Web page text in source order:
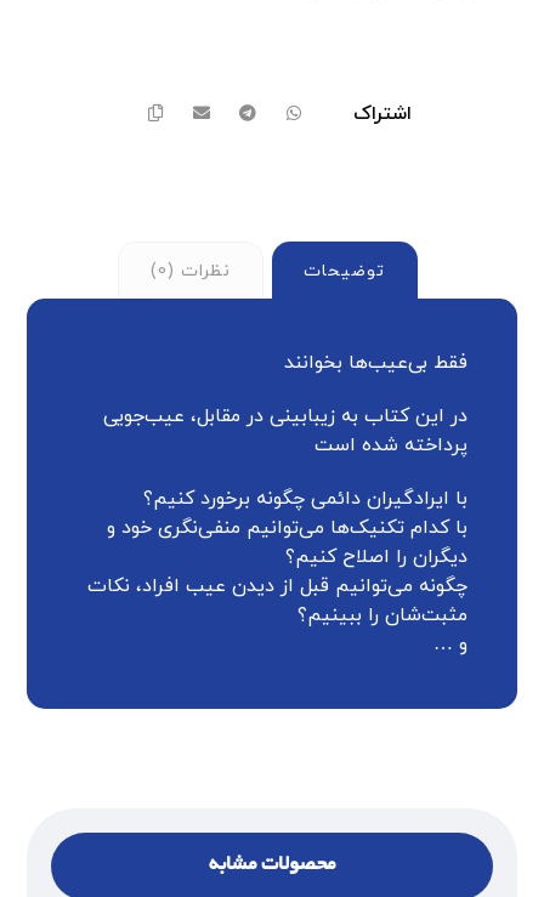
توضیحات نظرات (0)
فقط بی‌عیب‌ها بخوانند
در این کتاب به زیبابینی در مقابل، عیب‌جویی
پرداخته شده است
با ایرادگیران دائمی چگونه برخورد کنیم؟
با کدام تکنیک‌ها می‌توانیم منفی‌نگری خود و
دیگران را اصلاح کنیم؟
چگونه می‌توانیم قبل از دیدن عیب افراد، نکات
مثبت‌شان را ببینیم؟
و …
محصولات مشابه